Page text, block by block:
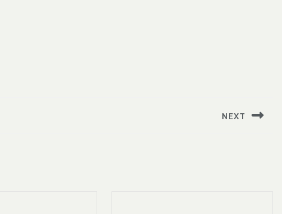
NEXT